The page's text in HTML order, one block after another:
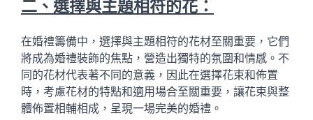
二、選擇與主題相符的花：
在婚禮籌備中，選擇與主題相符的花材至關重要，它們
將成為婚禮裝飾的焦點，營造出獨特的氛圍和情感。不
同的花材代表著不同的意義，因此在選擇花束和佈置
時，考慮花材的特點和適用場合至關重要，讓花束與整
體佈置相輔相成，呈現一場完美的婚禮。